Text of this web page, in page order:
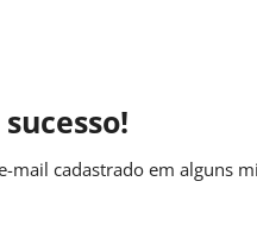
mail cadastrado em alguns